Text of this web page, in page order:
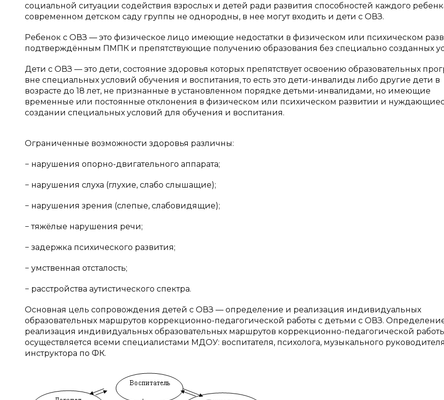
социальной ситуации содействия взрослых и детей ради развития способностей каждого
современном детском саду группы не однородны, в нее могут входить и дети с ОВЗ.
Ребенок с ОВЗ — это физическое лицо имеющие недостатки в физическом или психическом
подтверждённым ПМПК и препятствующие получению образования без специально созданных
Дети с ОВЗ — это дети, состояние здоровья которых препятствует освоению образовательных
вне специальных условий обучения и воспитания, то есть это дети-инвалиды либо другие дети в
возрасте до 18 лет, не признанные в установленном порядке детьми-инвалидами, но имеющие
временные или постоянные отклонения в физическом или психическом развитии и
создании специальных условий для обучения и воспитания.
Ограниченные возможности здоровья различны:
− нарушения опорно-двигательного аппарата;
− нарушения слуха (глухие, слабо слышащие);
− нарушения зрения (слепые, слабовидящие);
− тяжёлые нарушения речи;
− задержка психического развития;
− умственная отсталость;
− расстройства аутистического спектра.
Основная цель сопровождения детей с ОВЗ — определение и реализация индивидуальных
образовательных маршрутов коррекционно-педагогической работы с детьми с ОВЗ.
реализация индивидуальных образовательных маршрутов коррекционно-педагогической
осуществляется всеми специалистами МДОУ: воспитателя, психолога, музыкального
инструктора по ФК.